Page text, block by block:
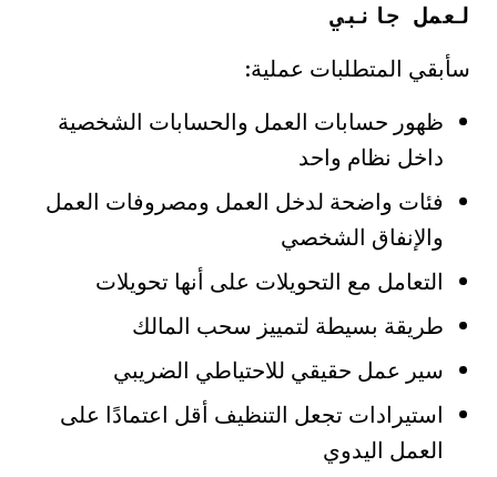
لعمل جانبي
سأبقي المتطلبات عملية:
ظهور حسابات العمل والحسابات الشخصية
داخل نظام واحد
فئات واضحة لدخل العمل ومصروفات العمل
والإنفاق الشخصي
التعامل مع التحويلات على أنها تحويلات
طريقة بسيطة لتمييز سحب المالك
سير عمل حقيقي للاحتياطي الضريبي
استيرادات تجعل التنظيف أقل اعتمادًا على
العمل اليدوي